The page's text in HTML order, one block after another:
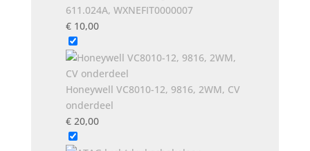
611.024A, WXNEFIT0000007
€10,00
Honeywell VC8010-12, 9816, 2WM, CV
onderdeel
€20,00